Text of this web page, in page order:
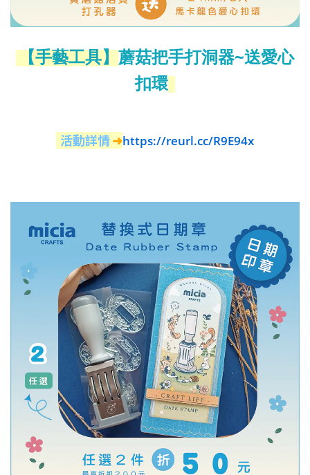
【手藝工具】 蘑菇把手打洞器~送愛心
扣環
活動詳情➜https://reurl.cc/R9E94x